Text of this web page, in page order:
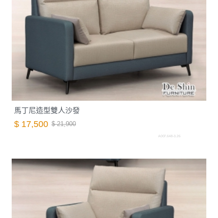
馬丁尼造型雙人沙發
$ 17,500 $ 21,900
A007.648-3.26